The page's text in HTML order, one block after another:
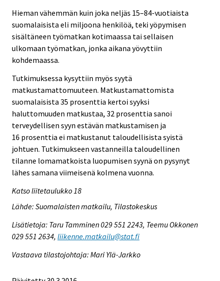
Hieman vähemmän kuin joka neljäs 15–84-vuotiaista
suomalaisista eli miljoona henkilöä, teki yöpymisen
sisältäneen työmatkan kotimaassa tai sellaisen
ulkomaan työmatkan, jonka aikana yövyttiin
kohdemaassa.
Tutkimuksessa kysyttiin myös syytä
matkustamattomuuteen. Matkustamattomista
suomalaisista 35 prosenttia kertoi syyksi
haluttomuuden matkustaa, 32 prosenttia sanoi
terveydellisen syyn estävän matkustamisen ja
16 prosenttia ei matkustanut taloudellisista syistä
johtuen. Tutkimukseen vastanneilla taloudellinen
tilanne lomamatkoista luopumisen syynä on pysynyt
lähes samana viimeisenä kolmena vuonna.
Katso liitetaulukko 18
Lähde: Suomalaisten matkailu, Tilastokeskus
Lisätietoja: Taru Tamminen 029 551 2243, Teemu Okkonen
029 551 2634, liikenne.matkailu@stat.fi
Vastaava tilastojohtaja: Mari Ylä-Jarkko